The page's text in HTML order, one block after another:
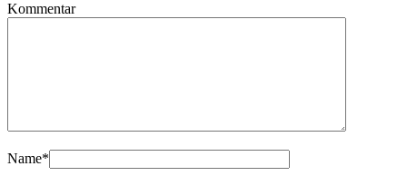
Kommentar
Name*